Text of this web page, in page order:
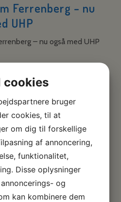
Ferrenberg – nu
UHP
– nu også med UHP
/Winner of Dansk
Klubs
of Dansk Dobermann
/ Danish
cookies
bruger
cookies, til at
om dig til forskellige
af annoncering,
funktionalitet,
Disse oplysninger
og
kan kombinere dem